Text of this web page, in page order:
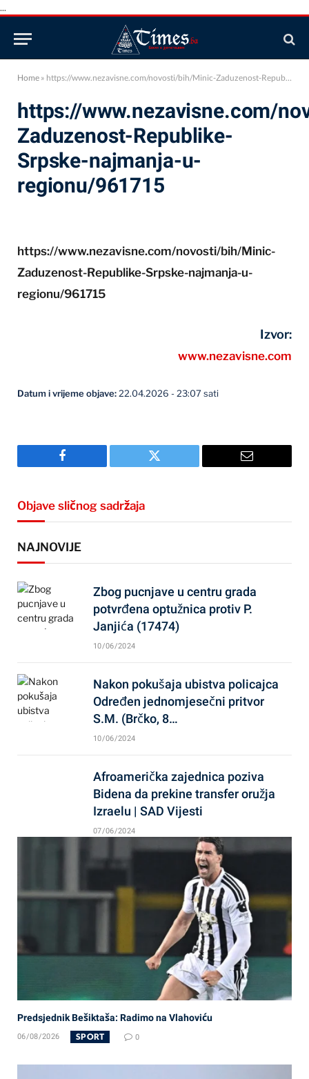
...
Home » https://www.nezavisne.com/novosti/bih/Minic-Zaduzenost-Republike-Srpske-najmanja-u-regionu/961715
https://www.nezavisne.com/
Zaduzenost-Republike-
Srpske-najmanja-u-
regionu/961715
https://www.nezavisne.com/novosti/bih/Minic-
Zaduzenost-Republike-Srpske-najmanja-u-
regionu/961715
Izvor:
www.nezavisne.com
Datum i vrijeme objave:22.04.2026 - 23:07 sati
Facebook Twitter Email
Objave sličnog sadržaja
NAJNOVIJE
Zbog pucnjave u centru grada
potvrđena optužnica protiv P.
Janjića (17474)
10/06/2024
Nakon pokušaja ubistva policajca
Određen jednomjesečni pritvor
S.M. (Brčko, 8…
10/06/2024
Afroamerička zajednica poziva
Bidena da prekine transfer oružja
Izraelu | SAD Vijesti
07/06/2024
Predsjednik Bešiktaša: Radimo na Vlahoviću
06/08/2026 SPORT 0